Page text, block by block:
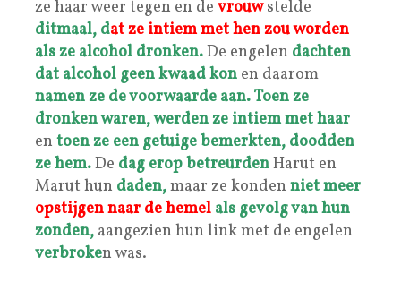
ze haar weer tegen en de vrouw stelde
ditmaal, dat ze intiem met hen zou worden
als ze alcohol dronken.De engelen dachten
dat alcohol geen kwaad kon en daarom
namen ze de voorwaarde aan.Toen ze
dronken waren, werden ze intiem met haar
en toen ze een getuige bemerkten, doodden
ze hem.De dag erop betreurdenHarut en
Marut hun daden,maar ze konden niet meer
opstijgen naar de hemel als gevolg van hun
zonden, aangezien hun link met de engelen
verbroken was.